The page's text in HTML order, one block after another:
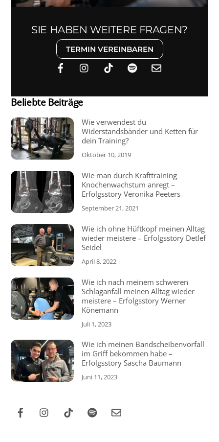
SIE HABEN WEITERE FRAGEN?
TERMIN VEREINBAREN
Beliebte Beiträge
Wie verwendest du
Widerstandsbänder und Ketten für
dein Training?
Oktober 10, 2019
Wie man durch Krafttraining
Knochenwachstum anregt –
Erfolgsstory Veronika Peeters
September 21, 2021
Wie ich ohne Hüftkopf meinen Alltag
wieder meistere – Erfolgsstory Detlef
Seidel
April 8, 2022
Wie ich nach meinem schweren
Schlaganfall meinen Alltag wieder
meistere – Erfolgsstory Werner
Könemann
Juli 1, 2023
Wie ich meinen Bandscheibenvorfall
im Griff bekommen habe –
Erfolgsstory Sascha Baumann
Juni 11, 2023